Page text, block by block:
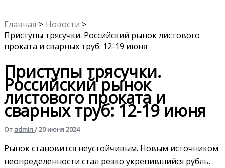
Главная
Новости
Приступы трясучки. Российский рынок листового
проката и сварных труб: 12-19 июня
Приступы трясучки.
Российский рынок
листового проката и
сварных труб: 12-19 июня
От admin/20 июня 2024
Рынок становится неустойчивым. Новым источником
неопределенности стал резко укрепившийся рубль.